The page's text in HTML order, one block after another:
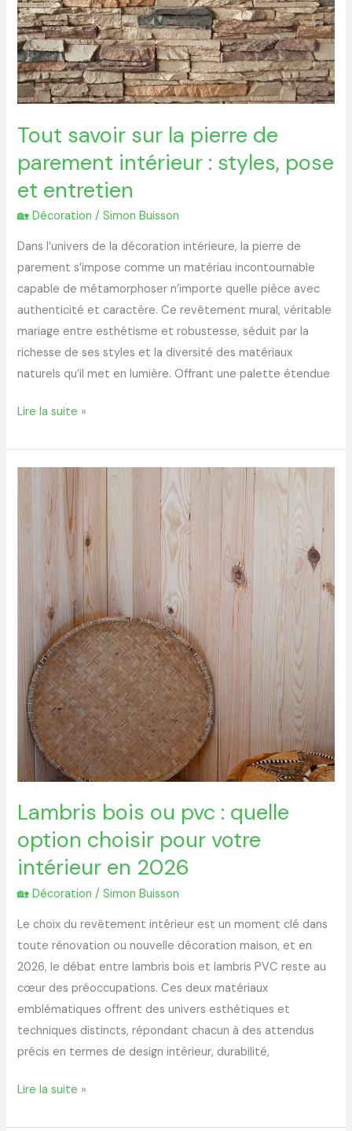
Tout savoir sur la pierre de
parement intérieur : styles, pose
et entretien
🏡 Décoration /Simon Buisson
Dans l’univers de la décoration intérieure, la pierre de
parement s’impose comme un matériau incontournable
capable de métamorphoser n’importe quelle pièce avec
authenticité et caractère. Ce revêtement mural, véritable
mariage entre esthétisme et robustesse, séduit par la
richesse de ses styles et la diversité des matériaux
naturels qu’il met en lumière. Offrant une palette étendue
pierre
de
parement
intérieur
:
styles,
pose
et
entretien
Lire la suite »
Lambris bois ou pvc : quelle
option choisir pour votre
intérieur en 2026
🏡 Décoration /Simon Buisson
Le choix du revêtement intérieur est un moment clé dans
toute rénovation ou nouvelle décoration maison, et en
2026, le débat entre lambris bois et lambris PVC reste au
cœur des préoccupations. Ces deux matériaux
emblématiques offrent des univers esthétiques et
techniques distincts, répondant chacun à des attendus
précis en termes de design intérieur, durabilité,
Lambris
ou
quelle
option
choisir
pour
votre
intérieur
en
2026
Lire la suite »